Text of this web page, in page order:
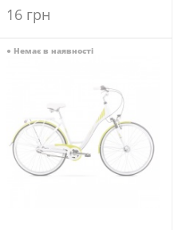
16 грн
● Немає в наявності